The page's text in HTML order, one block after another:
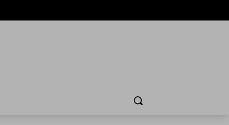
Cerca